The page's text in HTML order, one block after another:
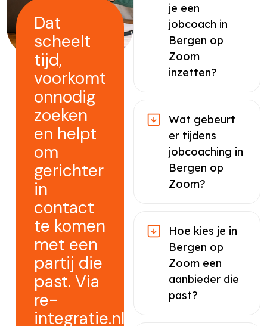
Dat
scheelt
tijd,
voorkomt
onnodig
zoeken
en helpt
om
gerichter
in
contact
te komen
met een
partij die
past. Via
re-
integratie.nl
je een
jobcoach in
Bergen op
Zoom
inzetten?
Wat gebeurt
er tijdens
jobcoaching in
Bergen op
Zoom?
Hoe kies je in
Bergen op
Zoom een
aanbieder die
past?